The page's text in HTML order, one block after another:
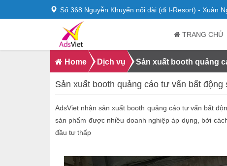
Số 368 Nguyễn Khuyến nối dài (đi I-Resort) - Xuân
TRANG CHỦ
Home Dịch vụ Sản xuất booth quảng
Sản xuất booth quảng cáo tư vấn bất động
AdsViet nhận sản xuất booth quảng cáo tư vấn bất
sản phẩm được nhiều doanh nghiệp áp dụng, bởi
đầu tư thấp